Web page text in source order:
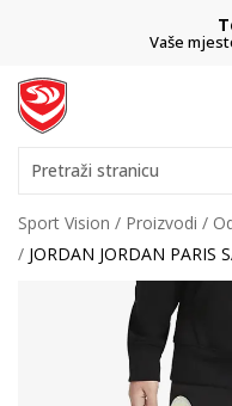
Vaše
Pretraži stranicu
Sport Vision Proizvodi
JORDAN JORDAN PARIS